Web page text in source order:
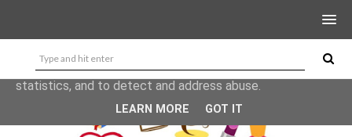
This site uses cookies from Google to deliver its services
and to analyze traffic. Your IP address and user-agent are
shared with Google along with performance and security
metrics to ensure quality of service, generate usage
statistics, and to detect and address abuse.
LEARN MORE GOT IT